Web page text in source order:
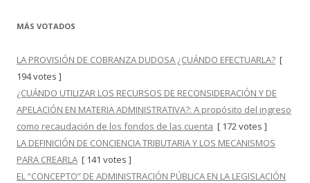
MÁS VOTADOS
LA PROVISIÓN DE COBRANZA DUDOSA ¿CUÁNDO EFECTUARLA? [
194 votes ]
¿CUÁNDO UTILIZAR LOS RECURSOS DE RECONSIDERACIÓN Y DE
APELACIÓN EN MATERIA ADMINISTRATIVA?: A propósito del ingreso
como recaudación de los fondos de las cuenta [ 172 votes ]
LA DEFINICIÓN DE CONCIENCIA TRIBUTARIA Y LOS MECANISMOS
PARA CREARLA [ 141 votes ]
EL “CONCEPTO” DE ADMINISTRACIÓN PÚBLICA EN LA LEGISLACIÓN